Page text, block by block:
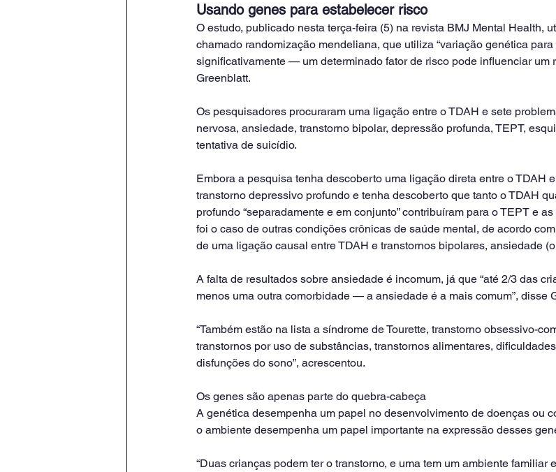
Usando genes para estabelecer risco
O estudo, publicado nesta terça-feira (5) na revista BMJ Mental Health,
chamado randomização mendeliana, que utiliza “variação genética
significativamente — um determinado fator de risco pode influenciar um
Greenblatt.
Os pesquisadores procuraram uma ligação entre o TDAH e sete
nervosa, ansiedade, transtorno bipolar, depressão profunda, TEPT,
tentativa de suicídio.
Embora a pesquisa tenha descoberto uma ligação direta entre o TDAH
transtorno depressivo profundo e tenha descoberto que tanto o TDAH
profundo “separadamente e em conjunto” contribuíram para o TEPT e
foi o caso de outras condições crônicas de saúde mental, de acordo
de uma ligação causal entre TDAH e transtornos bipolares, ansiedade
A falta de resultados sobre ansiedade é incomum, já que “até 2/3 das
menos uma outra comorbidade — a ansiedade é a mais comum”, disse
“Também estão na lista a síndrome de Tourette, transtorno obsessivo-
transtornos por uso de substâncias, transtornos alimentares,
disfunções do sono”, acrescentou.
Os genes são apenas parte do quebra-cabeça
A genética desempenha um papel no desenvolvimento de doenças ou
o ambiente desempenha um papel importante na expressão desses
“Duas crianças podem ter o transtorno, e uma tem um ambiente familiar